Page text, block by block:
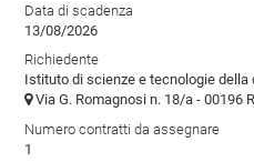
Data di scadenza
13/08/2026
Richiedente
Istituto di scienze e tecnologie della
Via G. Romagnosi n. 18/a - 00196
Numero contratti da assegnare
1